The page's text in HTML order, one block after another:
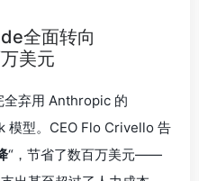
全面转向
美元
全弃用 Anthropic 的
模型。CEO Flo Crivello 告
“，节省了数百万美元——